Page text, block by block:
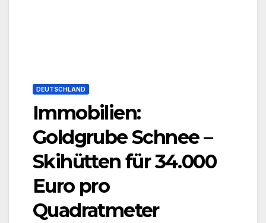
DEUTSCHLAND
Immobilien:
Goldgrube Schnee –
Skihütten für 34.000
Euro pro
Quadratmeter